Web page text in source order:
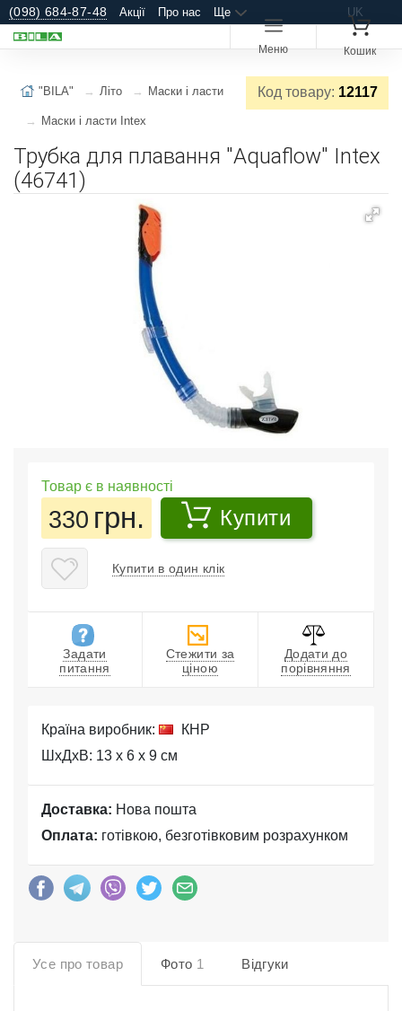
(098) 684-87-48 Акції Про нас Ще UK
Меню Кошик
Код товару: 12117
"BILA" Літо Маски і ласти
Маски і ласти Intex
Трубка для плавання "Aquaflow" Intex
(46741)
Товар є в наявності
330 грн. Купити
Купити в один клік
Задати
питання
Стежити за
ціною
Додати до
порівняння
Країна виробник:
КНР
ШхДхВ: 13 x 6 x 9 см
Доставка: Нова пошта
Оплата: готівкою, безготівковим розрахунком
Усе про товар Фото 1 Відгуки